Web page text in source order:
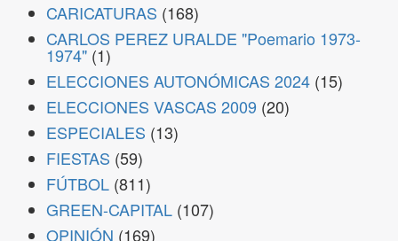
CARICATURAS (168)
CARLOS PEREZ URALDE "Poemario 1973-
1974" (1)
ELECCIONES AUTONÓMICAS 2024 (15)
ELECCIONES VASCAS 2009 (20)
ESPECIALES (13)
FIESTAS (59)
FÚTBOL (811)
GREEN-CAPITAL (107)
OPINIÓN (169)